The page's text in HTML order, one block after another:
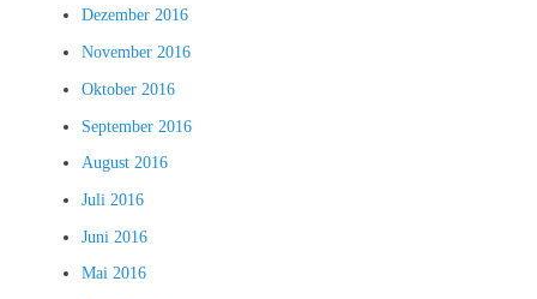
Dezember 2016
November 2016
Oktober 2016
September 2016
August 2016
Juli 2016
Juni 2016
Mai 2016